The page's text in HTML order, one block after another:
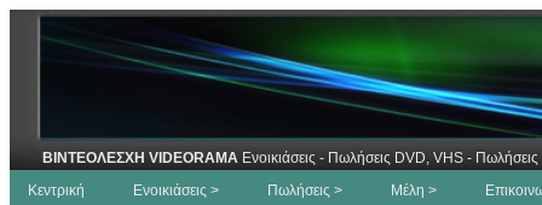
ΒΙΝΤΕΟΛΕΣΧΗ VIDEORAMA Ενοικιάσεις - Πωλήσεις DVD, VHS -
Κεντρική
Ενοικιάσεις > Πωλήσεις > Μέλη >